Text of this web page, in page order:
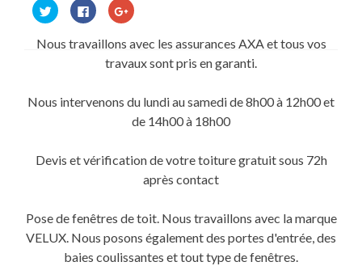
Cliquez
pour
partager
Twitter(ouvre
Cliquez
pour
partager
sur
Facebook(ouvre
dans
une
Cliquez
pour
Google+
dans
fenêtre)
Nous travaillons avec les assurances AXA et tous vos
travaux sont pris en garanti.
Nous intervenons du lundi au samedi de 8h00 à 12h00 et
de 14h00 à 18h00
Devis et vérification de votre toiture gratuit sous 72h
après contact
Pose de fenêtres de toit. Nous travaillons avec la marque
VELUX. Nous posons également des portes d'entrée, des
baies coulissantes et tout type de fenêtres.